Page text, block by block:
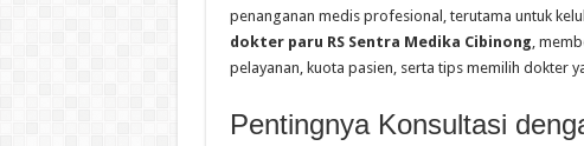
penanganan medis profesional, terutama untuk
dokter paru RS Sentra Medika Cibinong ,
pelayanan, kuota pasien, serta tips memilih dokter
Pentingnya Konsultasi